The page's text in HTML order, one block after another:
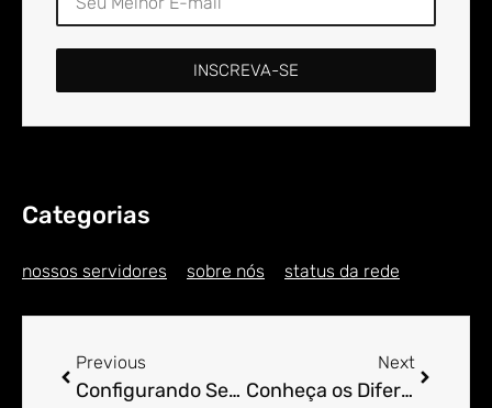
INSCREVA-SE
Categorias
nossos servidores sobre nós status da rede
Previous
Configurando Seu E-mail Profissional através do cPanel.
Next
Conheça os Diferentes Tipos de SSL Disponíveis no cPanel.